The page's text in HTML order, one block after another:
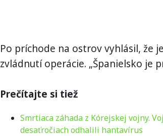
Po príchode na ostrov vyhlásil, že
zvládnutí operácie. „Španielsko je
Prečítajte si tiež
Smrtiaca záhada z Kórejskej vojny.
desaťročiach odhalili hantavírus